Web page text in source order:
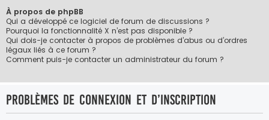
À propos de phpBB
Qui a développé ce logiciel de forum de discussions ?
Pourquoi la fonctionnalité X n’est pas disponible ?
Qui dois-je contacter à propos de problèmes d’abus ou d’ordres
légaux liés à ce forum ?
Comment puis-je contacter un administrateur du forum ?
Problèmes de connexion et d’inscription